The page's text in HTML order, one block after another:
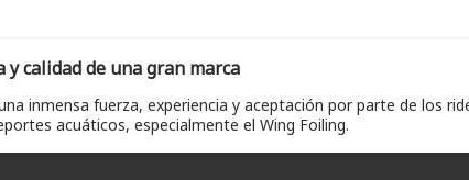
y calidad de una gran marca
inmensa fuerza, experiencia y aceptación por parte de los
acuáticos, especialmente el Wing Foiling.